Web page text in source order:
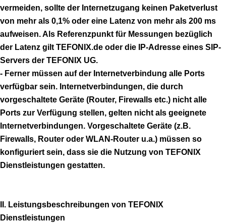
vermeiden, sollte der Internetzugang keinen Paketverlust
von mehr als 0,1% oder eine Latenz von mehr als 200 ms
aufweisen. Als Referenzpunkt für Messungen bezüglich
der Latenz gilt TEFONIX.de oder die IP-Adresse eines SIP-
Servers der TEFONIX UG.
- Ferner müssen auf der Internetverbindung alle Ports
verfügbar sein. Internetverbindungen, die durch
vorgeschaltete Geräte (Router, Firewalls etc.) nicht alle
Ports zur Verfügung stellen, gelten nicht als geeignete
Internetverbindungen. Vorgeschaltete Geräte (z.B.
Firewalls, Router oder WLAN-Router u.a.) müssen so
konfiguriert sein, dass sie die Nutzung von TEFONIX
Dienstleistungen gestatten.
II. Leistungsbeschreibungen von TEFONIX
Dienstleistungen